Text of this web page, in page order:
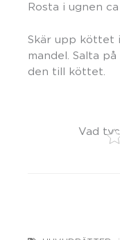
Rosta i ugnen
Skär upp köttet
mandel. Salta
den till köttet.
Vad